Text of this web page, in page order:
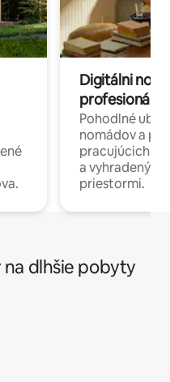
Digitálni
profesionáli
Pohodlné
nomádov a
pracujúcich
a
priestormi.
dlhšie pobyty